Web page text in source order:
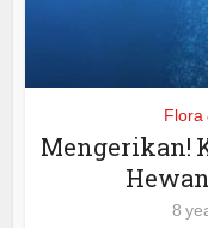
Flora
Mengerikan!
8